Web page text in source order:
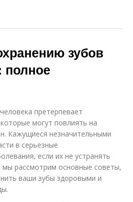
зубов
полное
претерпевает
могут повлиять на
Кажущиеся незначительными
в серьезные
если их не устранять
мы рассмотрим основные советы,
ваши зубы здоровыми и